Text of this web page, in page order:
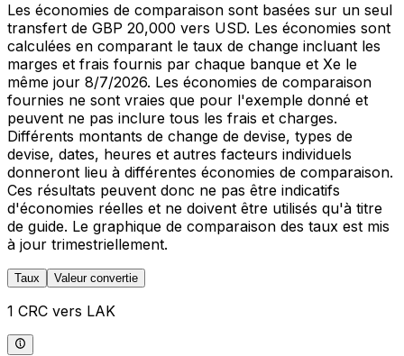
Les économies de comparaison sont basées sur un seul
transfert de GBP 20,000 vers USD. Les économies sont
calculées en comparant le taux de change incluant les
marges et frais fournis par chaque banque et Xe le
même jour 8/7/2026. Les économies de comparaison
fournies ne sont vraies que pour l'exemple donné et
peuvent ne pas inclure tous les frais et charges.
Différents montants de change de devise, types de
devise, dates, heures et autres facteurs individuels
donneront lieu à différentes économies de comparaison.
Ces résultats peuvent donc ne pas être indicatifs
d'économies réelles et ne doivent être utilisés qu'à titre
de guide. Le graphique de comparaison des taux est mis
à jour trimestriellement.
Taux Valeur convertie
1 CRC vers LAK